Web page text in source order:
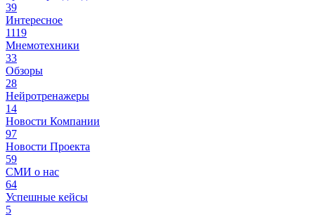
39
Интересное
1119
Мнемотехники
33
Обзоры
28
Нейротренажеры
14
Новости Компании
97
Новости Проекта
59
СМИ о нас
64
Успешные кейсы
5